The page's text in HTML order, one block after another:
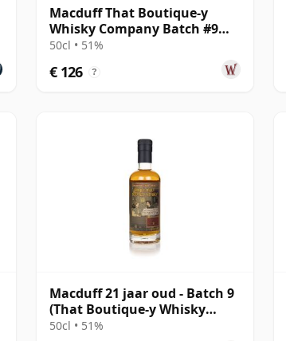
Macduff That Boutique-y
Whisky Company Batch #9
Single Mal 1997 21 jaar oud
50cl • 51%
€ 126 ?
Macduff 21 jaar oud - Batch 9
(That Boutique-y Whisky
Company)
50cl • 51%